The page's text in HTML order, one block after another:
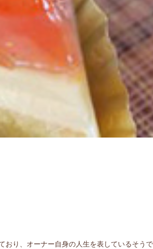
おり、オーナー自身の人生を表しているそう